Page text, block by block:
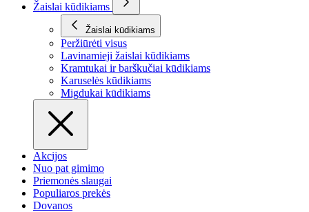
Žaislai kūdikiams
Žaislai kūdikiams
Peržiūrėti visus
Lavinamieji žaislai kūdikiams
Kramtukai ir barškučiai kūdikiams
Karuselės kūdikiams
Migdukai kūdikiams
Akcijos
Nuo pat gimimo
Priemonės slaugai
Populiaros prekės
Dovanos